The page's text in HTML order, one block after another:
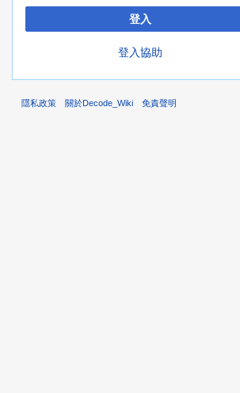
登入
登入協助
隱私政策 關於Decode_Wiki 免責聲明